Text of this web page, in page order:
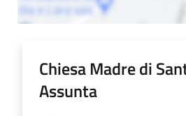
Chiesa Madre di
Assunta